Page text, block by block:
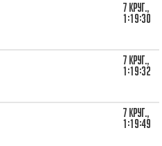
7 Круг.,
1:19:30
7 Круг.,
1:19:32
7 Круг.,
1:19:49